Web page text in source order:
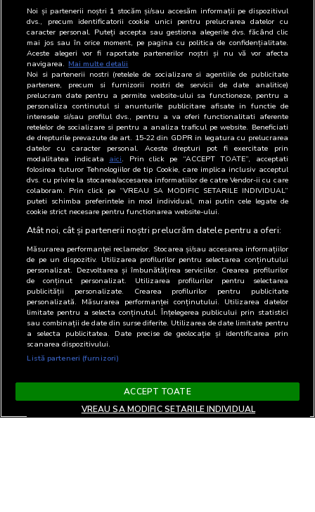
5 Edupedu SRL
6 EssenceMediacom Romania SRL Agentie media
7 Euromedia Group SA
8 European Business Environment
SRL
-
9 Europe Developpement
International - R SA
Noi și partenerii noștri 1 stocăm și/sau accesăm informații pe dispozitivul
dvs., precum identificatorii cookie unici pentru prelucrarea datelor cu
caracter personal. Puteți accepta sau gestiona alegerile dvs. făcând clic
mai jos sau în orice moment, pe pagina cu politica de confidențialitate.
Aceste alegeri vor fi raportate partenerilor noștri și nu vă vor afecta
navigarea. Mai multe detalii
Noi si partenerii nostri (retelele de socializare si agentiile de publicitate
partenere, precum si furnizorii nostri de servicii de date analitice)
prelucram date pentru a permite website-ului sa functioneze, pentru a
personaliza continutul si anunturile publicitare afisate in functie de
interesele si/sau profilul dvs., pentru a va oferi functionalitati aferente
retelelor de socializare si pentru a analiza traficul pe website. Beneficiati
de drepturile prevazute de art. 15-22 din GDPR in legatura cu prelucrarea
datelor cu caracter personal. Aceste drepturi pot fi exercitate prin
modalitatea indicata aici. Prin click pe “ACCEPT TOATE”, acceptati
folosirea tuturor Tehnologiilor de tip Cookie, care implica inclusiv acceptul
dvs. cu privire la stocarea/accesarea informatiilor de catre Vendor-ii cu care
colaboram. Prin click pe “VREAU SA MODIFIC SETARILE INDIVIDUAL”
puteti schimba preferintele in mod individual, mai putin cele legate de
cookie strict necesare pentru functionarea website-ului.
Atât noi, cât și partenerii noștri prelucrăm datele pentru a oferi:
Măsurarea performanței reclamelor. Stocarea și/sau accesarea informațiilor
de pe un dispozitiv. Utilizarea profilurilor pentru selectarea conținutului
personalizat. Dezvoltarea și îmbunătățirea serviciilor. Crearea profilurilor
de conținut personalizat. Utilizarea profilurilor pentru selectarea
publicității personalizate. Crearea profilurilor pentru publicitate
personalizată. Măsurarea performanței conținutului. Utilizarea datelor
limitate pentru a selecta conținutul. Înțelegerea publicului prin statistici
sau combinații de date din surse diferite. Utilizarea de date limitate pentru
a selecta publicitatea. Date precise de geolocație și identificarea prin
scanarea dispozitivului.
Listă parteneri (furnizori)
ACCEPT TOATE
VREAU SA MODIFIC SETARILE INDIVIDUAL